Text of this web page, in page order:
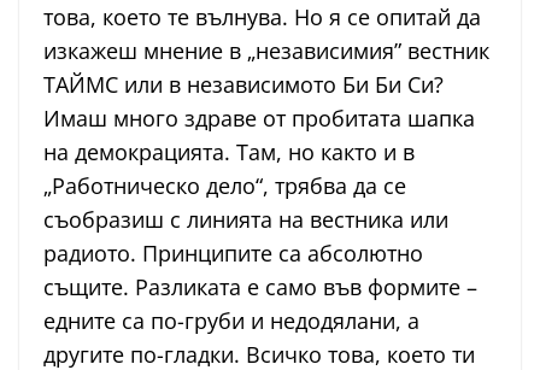
това, което те вълнува. Но я се опитай да
изкажеш мнение в „независимия” вестник
ТАЙМС или в независимото Би Би Си?
Имаш много здраве от пробитата шапка
на демокрацията. Там, но както и в
„Работническо дело“, трябва да се
съобразиш с линията на вестника или
радиото. Принципите са абсолютно
същите. Разликата е само във формите –
едните са по-груби и недодялани, а
другите по-гладки. Всичко това, което ти